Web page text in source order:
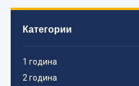
Категории
1 година
2 година